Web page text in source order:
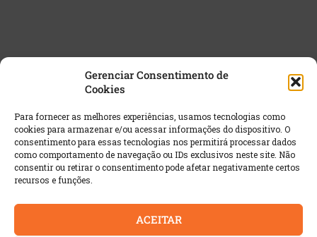
Gerenciar Consentimento de
Cookies
Para fornecer as melhores experiências, usamos tecnologias como
cookies para armazenar e/ou acessar informações do dispositivo. O
consentimento para essas tecnologias nos permitirá processar dados
como comportamento de navegação ou IDs exclusivos neste site. Não
consentir ou retirar o consentimento pode afetar negativamente certos
recursos e funções.
ACEITAR
Email*